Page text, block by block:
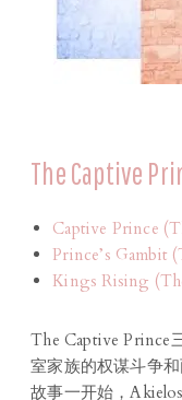
The Captive
Captive Prince
Prince’s Gambit
Kings Rising
The Captive Prince
室家族的权谋斗争
故事一开始，